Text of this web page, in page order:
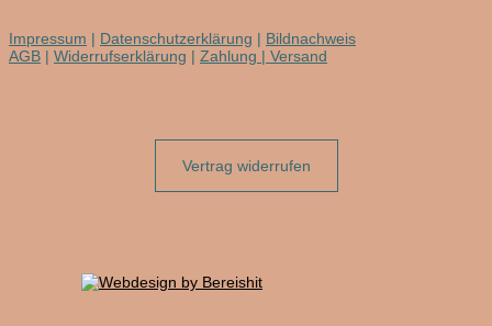
Impressum | Datenschutzerklärung | Bildnachweis
AGB | Widerrufserklärung | Zahlung | Versand
Vertrag widerrufen